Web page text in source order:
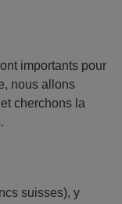
importants pour
nous allons
cherchons la
suisses), y